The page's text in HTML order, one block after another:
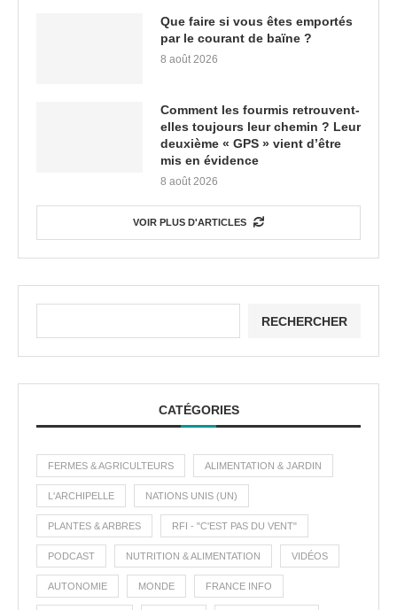
Que faire si vous êtes emportés
par le courant de baïne ?
8 août 2026
Comment les fourmis retrouvent-
elles toujours leur chemin ? Leur
deuxième « GPS » vient d’être
mis en évidence
8 août 2026
VOIR PLUS D'ARTICLES
RECHERCHER
CATÉGORIES
FERMES & AGRICULTEURS ALIMENTATION & JARDIN
L'ARCHIPELLE NATIONS UNIS (UN)
PLANTES & ARBRES RFI - "C'EST PAS DU VENT"
PODCAST NUTRITION & ALIMENTATION VIDÉOS
AUTONOMIE MONDE FRANCE INFO